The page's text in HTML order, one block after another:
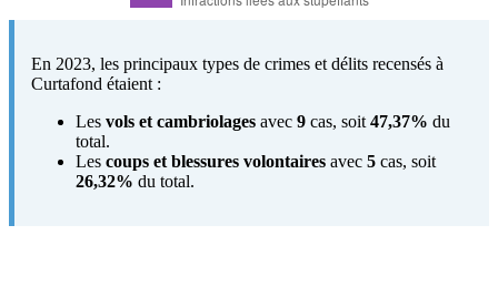
En 2023, les principaux types de crimes et délits recensés à
Curtafond étaient :
Les vols et cambriolages avec 9 cas, soit 47,37% du
total.
Les coups et blessures volontaires avec 5 cas, soit
26,32% du total.